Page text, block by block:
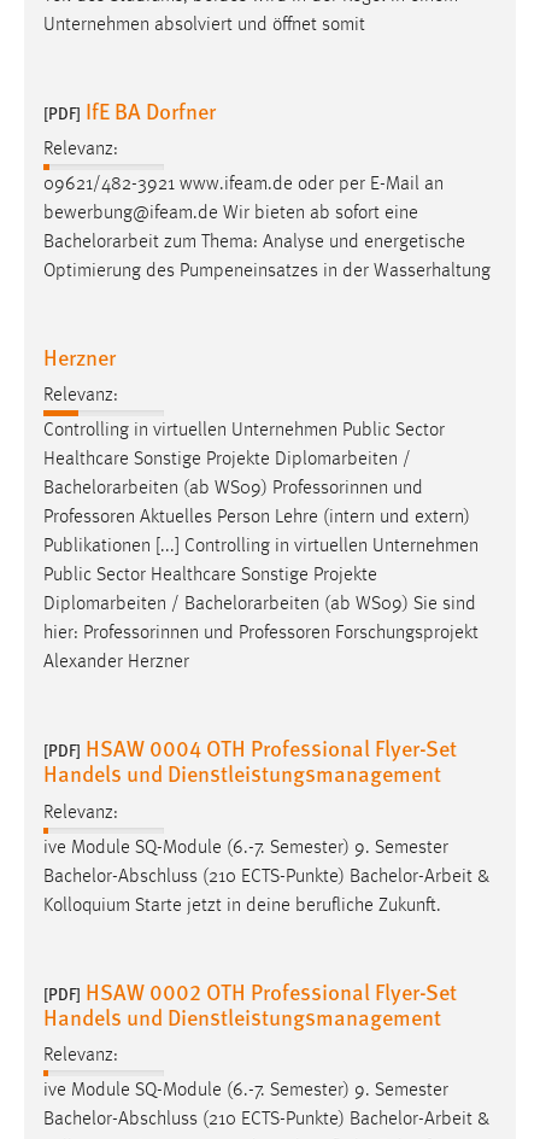
Unternehmen absolviert und öffnet somit
[PDF] IfE BA Dorfner
Relevanz:
09621/482-3921 www.ifeam.de oder per E-Mail an
bewerbung@ifeam.de Wir bieten ab sofort eine
Bachelorarbeit zum Thema: Analyse und energetische
Optimierung des Pumpeneinsatzes in der Wasserhaltung
Herzner
Relevanz:
Controlling in virtuellen Unternehmen Public Sector
Healthcare Sonstige Projekte Diplomarbeiten /
Bachelorarbeiten (ab WS09) Professorinnen und
Professoren Aktuelles Person Lehre (intern und extern)
Publikationen [...] Controlling in virtuellen Unternehmen
Public Sector Healthcare Sonstige Projekte
Diplomarbeiten / Bachelorarbeiten (ab WS09) Sie sind
hier: Professorinnen und Professoren Forschungsprojekt
Alexander Herzner
[PDF] HSAW 0004 OTH Professional Flyer-Set
Handels und Dienstleistungsmanagement
Relevanz:
ive Module SQ-Module (6.-7. Semester) 9. Semester
Bachelor-Abschluss (210 ECTS-Punkte) Bachelor-Arbeit &
Kolloquium Starte jetzt in deine berufliche Zukunft.
[PDF] HSAW 0002 OTH Professional Flyer-Set
Handels und Dienstleistungsmanagement
Relevanz:
ive Module SQ-Module (6.-7. Semester) 9. Semester
Bachelor-Abschluss (210 ECTS-Punkte) Bachelor-Arbeit &
Conversion-Tracking
Facebook Pixel
Name:
_fbp
Anbieter:
Zweck:
Cookie Laufzeit:
3 Monate
EXTERNE MEDIEN
Um Inhalte von Videoplattformen und Social Media
Plattformen anzeigen zu können, werden von diesen
Vimeo